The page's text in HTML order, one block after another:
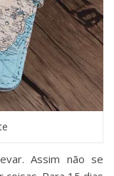
Assim não se